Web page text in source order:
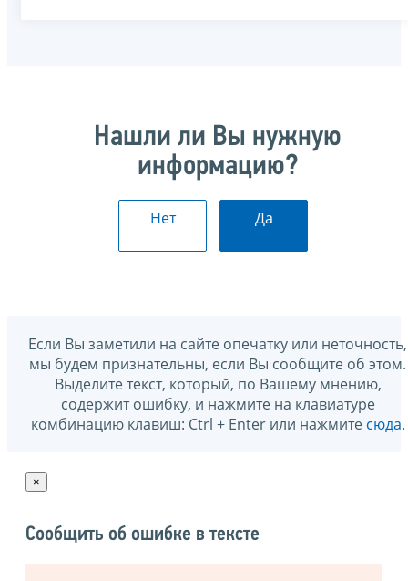
Нашли ли Вы нужную
информацию?
Нет Да
Если Вы заметили на сайте опечатку или неточность,
мы будем признательны, если Вы сообщите об этом.
Выделите текст, который, по Вашему мнению,
содержит ошибку, и нажмите на клавиатуре
комбинацию клавиш: Ctrl + Enter или нажмите сюда.
×
Сообщить об ошибке в тексте